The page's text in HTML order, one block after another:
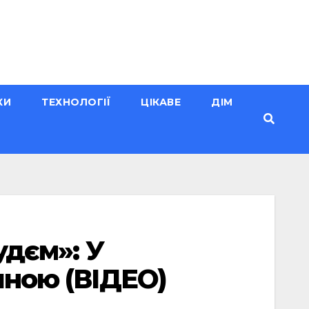
ТЕХНОЛОГІЇ ЦІКАВЕ ДІМ
У
(ВІДЕО)